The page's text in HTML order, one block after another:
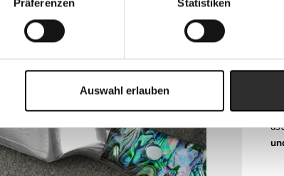
Präferenzen Statistiken
Auswahl erlauben